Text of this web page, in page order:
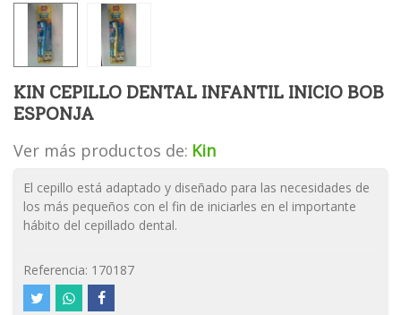
KIN CEPILLO DENTAL INFANTIL INICIO BOB
ESPONJA
Ver más productos de: Kin
El cepillo está adaptado y diseñado para las necesidades de
los más pequeños con el fin de iniciarles en el importante
hábito del cepillado dental.
Referencia: 170187